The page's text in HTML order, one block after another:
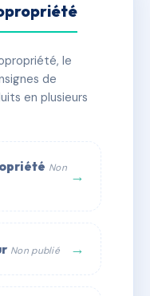
🏗 1 bâtiment(s)
le
de
en plusieurs
Non →
Non publié →